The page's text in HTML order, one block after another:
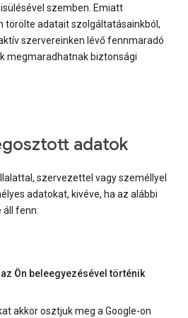
szemben. Emiatt
törölte adatait szolgáltatásainkból,
szervereinken lévő fennmaradó
megmaradhatnak biztonsági
adatok
szervezettel vagy személlyel
adatokat, kivéve, ha az alábbi
áll fenn:
Ön beleegyezésével történik
akkor osztjuk meg a Google-on